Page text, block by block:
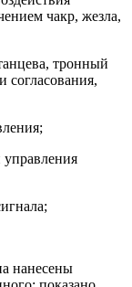
чакр, жезла,
тронный
согласования,
нанесены